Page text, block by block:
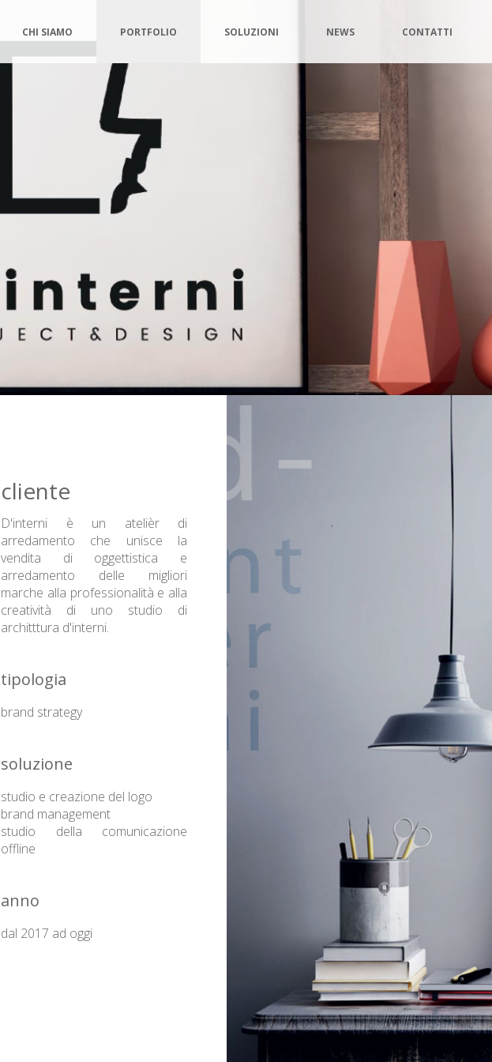
CHI SIAMO PORTFOLIO SOLUZIONI NEWS CONTATTI
cliente
D'interni è un atelièr di
arredamento che unisce la
vendita di oggettistica e
arredamento delle migliori
marche alla professionalità e alla
creatività di uno studio di
architttura d'interni.
tipologia
brand strategy
soluzione
studio e creazione del logo
brand management
studio della comunicazione
offline
anno
dal 2017 ad oggi